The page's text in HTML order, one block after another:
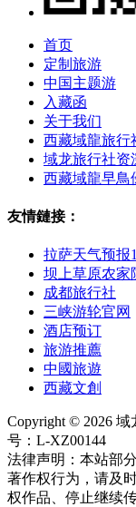
首页
定制旅游
中国主题游
入藏函
关于我们
西藏域龍旅行
域龙旅行社资
西藏域龍早鳥
友情鏈接：
拉萨天气预报
坝上草原农家
成都旅行社
三峡游轮官网
酒店预订
旅游推薦
中國旅遊
西藏文創
Copyright © 2026
号：L-XZ00144
法律声明：本站部
著作权行为，请及
权作品、停止继续传